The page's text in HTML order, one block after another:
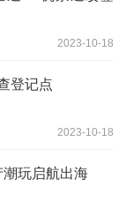
2023-10-18
登记点
2023-10-18
玩启航出海